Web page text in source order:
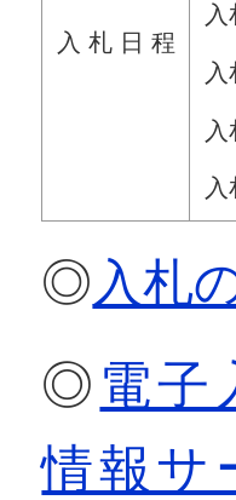
入 札 日 程
◎入札
◎ 電子
情報サ